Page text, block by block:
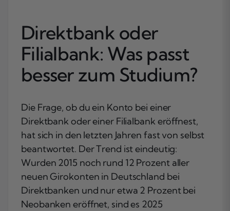
Direktbank oder
Filialbank: Was passt
besser zum Studium?
Die Frage, ob du ein Konto bei einer
Direktbank oder einer Filialbank eröffnest,
hat sich in den letzten Jahren fast von selbst
beantwortet. Der Trend ist eindeutig:
Wurden 2015 noch rund 12 Prozent aller
neuen Girokonten in Deutschland bei
Direktbanken und nur etwa 2 Prozent bei
Neobanken eröffnet, sind es 2025